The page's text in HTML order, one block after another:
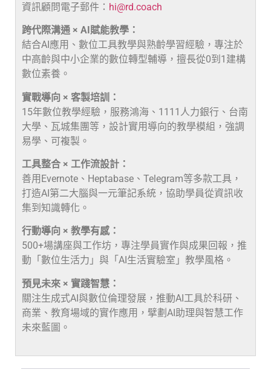
資訊顧問電子郵件： hi@rd.coach
跨代際溝通 × AI賦能教學：
結合AI應用、數位工具教學與熟齡學習經驗，專注於
中高齡與中小企業的數位轉型輔導，擅長從0到1建構
數位素養。
實戰導向 × 客製培訓：
15年數位教學經驗，服務鴻海、1111人力銀行、台南
大學、瓦城集團等，設計實用導向的教學模組，強調
易學、可複製。
工具整合 × 工作流設計：
善用Evernote、Heptabase、Telegram等多款工具，
打造AI第二大腦與一元筆記系統，協助學員從資訊收
集到知識轉化。
行動導向 × 教學有感：
500+場講座與工作坊，專注學員實作與成果回報，推
動「數位生活力」與「AI生活實驗室」教學風格。
預見未來 × 實踐智慧：
關注生成式AI與數位倫理發展，推動AI工具於科研、
商業、教育場域的實作應用，擘劃AI助理與智慧工作
未來藍圖。